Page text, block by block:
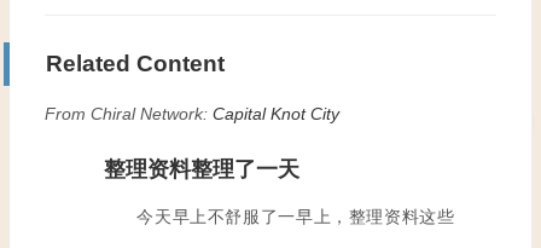
Related Content
From Chiral Network: Capital Knot City
整理资料整理了一天
今天早上不舒服了一早上，整理资料这些